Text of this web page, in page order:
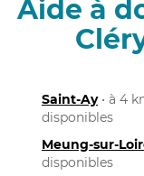
Aide à
Saint-Ay• à 4
disponibles
Meung-sur-
disponibles